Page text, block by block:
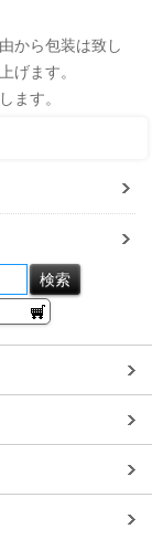
から包装は致し
げます。
ます。